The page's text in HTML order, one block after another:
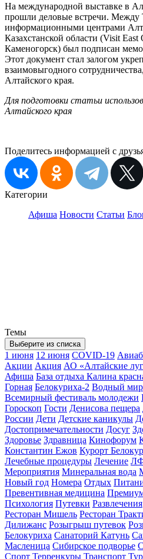
На международной выставке в
прошли деловые встречи. Между
информационными центрами
Казахстанской области (Visit East
Каменогорск) был подписан
Этот документ стал залогом
взаимовыгодного
Алтайского края.
Для подготовки статьи
Алтайского края
Поделитесь информацией с
Категории
Афиша Новости Статьи
Темы
Выберите из списка
1 июня 12 июня COVID-19
Акции Акция АО «Алтайские
Афиша База отдыха Калина
Горная Белокуриха-2 Водный мир
Всемирный фестиваль молодежи
Гороскоп Гости Денисова пещера
России Дети Детские каникулы
Достопримечательности Досуг
Здоровье Здравница Кинофорум
Константин Ежов Курорт
Лечебные процедуры Лечение
Мероприятия Минеральная вода
Новый год Номера Отдых
Превентивная медицина
Психология Путевки Развлечения
Ресторан Мишель Ресторан
Дилижанс Розыгрыш путевок
Белокуриха Санаторий Катунь
Масленица Сибирское подворье
Спорт Терренкуры Транспорт